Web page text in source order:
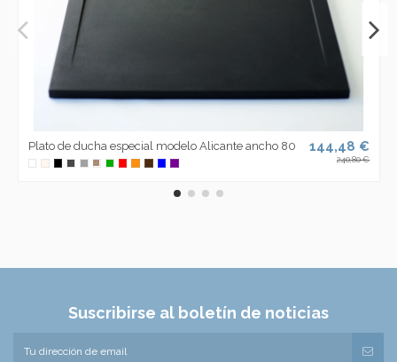
Plato de ducha especial modelo Alicante ancho 80 144,48 €
240,80 €
Suscribirse al boletín de noticias